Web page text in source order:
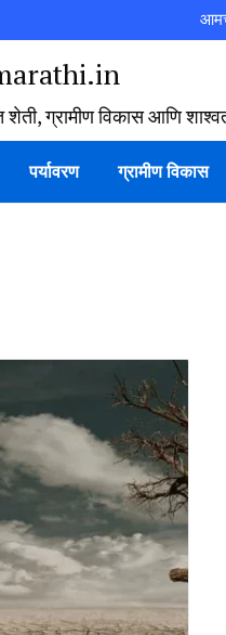
शेती, ग्रामीण विकास आणि
पर्यावरण ग्रामीण विकास